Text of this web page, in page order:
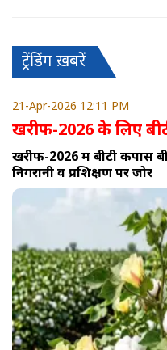
ट्रेंडिंग ख़बरें
21-Apr-2026 12:11 PM
खरीफ-2026 के लिए
खरीफ-2026 में बीटी कपास
निगरानी व प्रशिक्षण पर जोर